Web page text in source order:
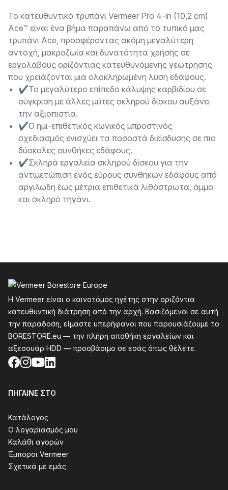
Περιγραφή
Το κατευθυντικό τρυπάνι Vermeer Pro 4-in (10,2 cm)
Ace™ είναι ένα βήμα παραπάνω από το τυπικό μας
τρυπάνι Ace, προσφέροντας ακόμη μεγαλύτερη
αντοχή, μακροζωία και δυνατότητα χρήσης σε
εργολάβους οριζόντιας κατευθυνόμενης γεώτρησης
που χρειάζονται μια ολοκληρωμένη λύση εδάφους.
✔Το μεγαλύτερο επίπεδο κάλυψης καρβιδίου σε
σύγκριση με άλλες μύτες σκληρού δίσκου αυξάνει
την αξιοπιστία.
✔Ο ημι-επιθετικός κωνικός μπροστινός
σχεδιασμός ενισχύει τα ποσοστά διείσδυσης σε πιο
δύσκολες συνθήκες εδάφους.
✔Σκληρά εργαλεία σκληρού δίσκου για την
αντιμετώπιση ενός εύρους συνθηκών εδάφους από
αργιλώδη έως μέτρια επιθετικά λιθόστρωτα, άμμο
και σκληρό τηγάνι.
Η Vermeer είναι ο καινοτόμος ηγέτης στην οριζόντια
κατευθυντική διάτρηση από την αρχή. Βασιζόμενοι σε αυτή
την παράδοση, είμαστε υπερήφανοι που παρουσιάζουμε το
BORESTORE.eu — την πλήρη αποθήκη εργαλείων και
αξεσουάρ HDD — προσβάσιμο σε εσάς όπως θέλετε.
Facebook
Instagram
YouTube
LinkedIn
ΠΉΓΑΙΝΕ ΣΤΟ
Κατάλογος
Ο λογαριασμός μου
Καλάθι αγορών
Έμποροι Vermeer
Σχετικά με εμάς